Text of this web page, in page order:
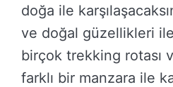
doğa ile
ve doğal güzellikleri
birçok trekking rotası
farklı bir manzara ile